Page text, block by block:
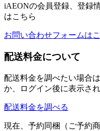
iAEONの会員登録、登録
はこちら
お問い合わせフォームは
配送料金について
配送料金を調べたい場合
か、ログイン後に表示され
配送料金を調べる
現在、予約同梱（ご予約